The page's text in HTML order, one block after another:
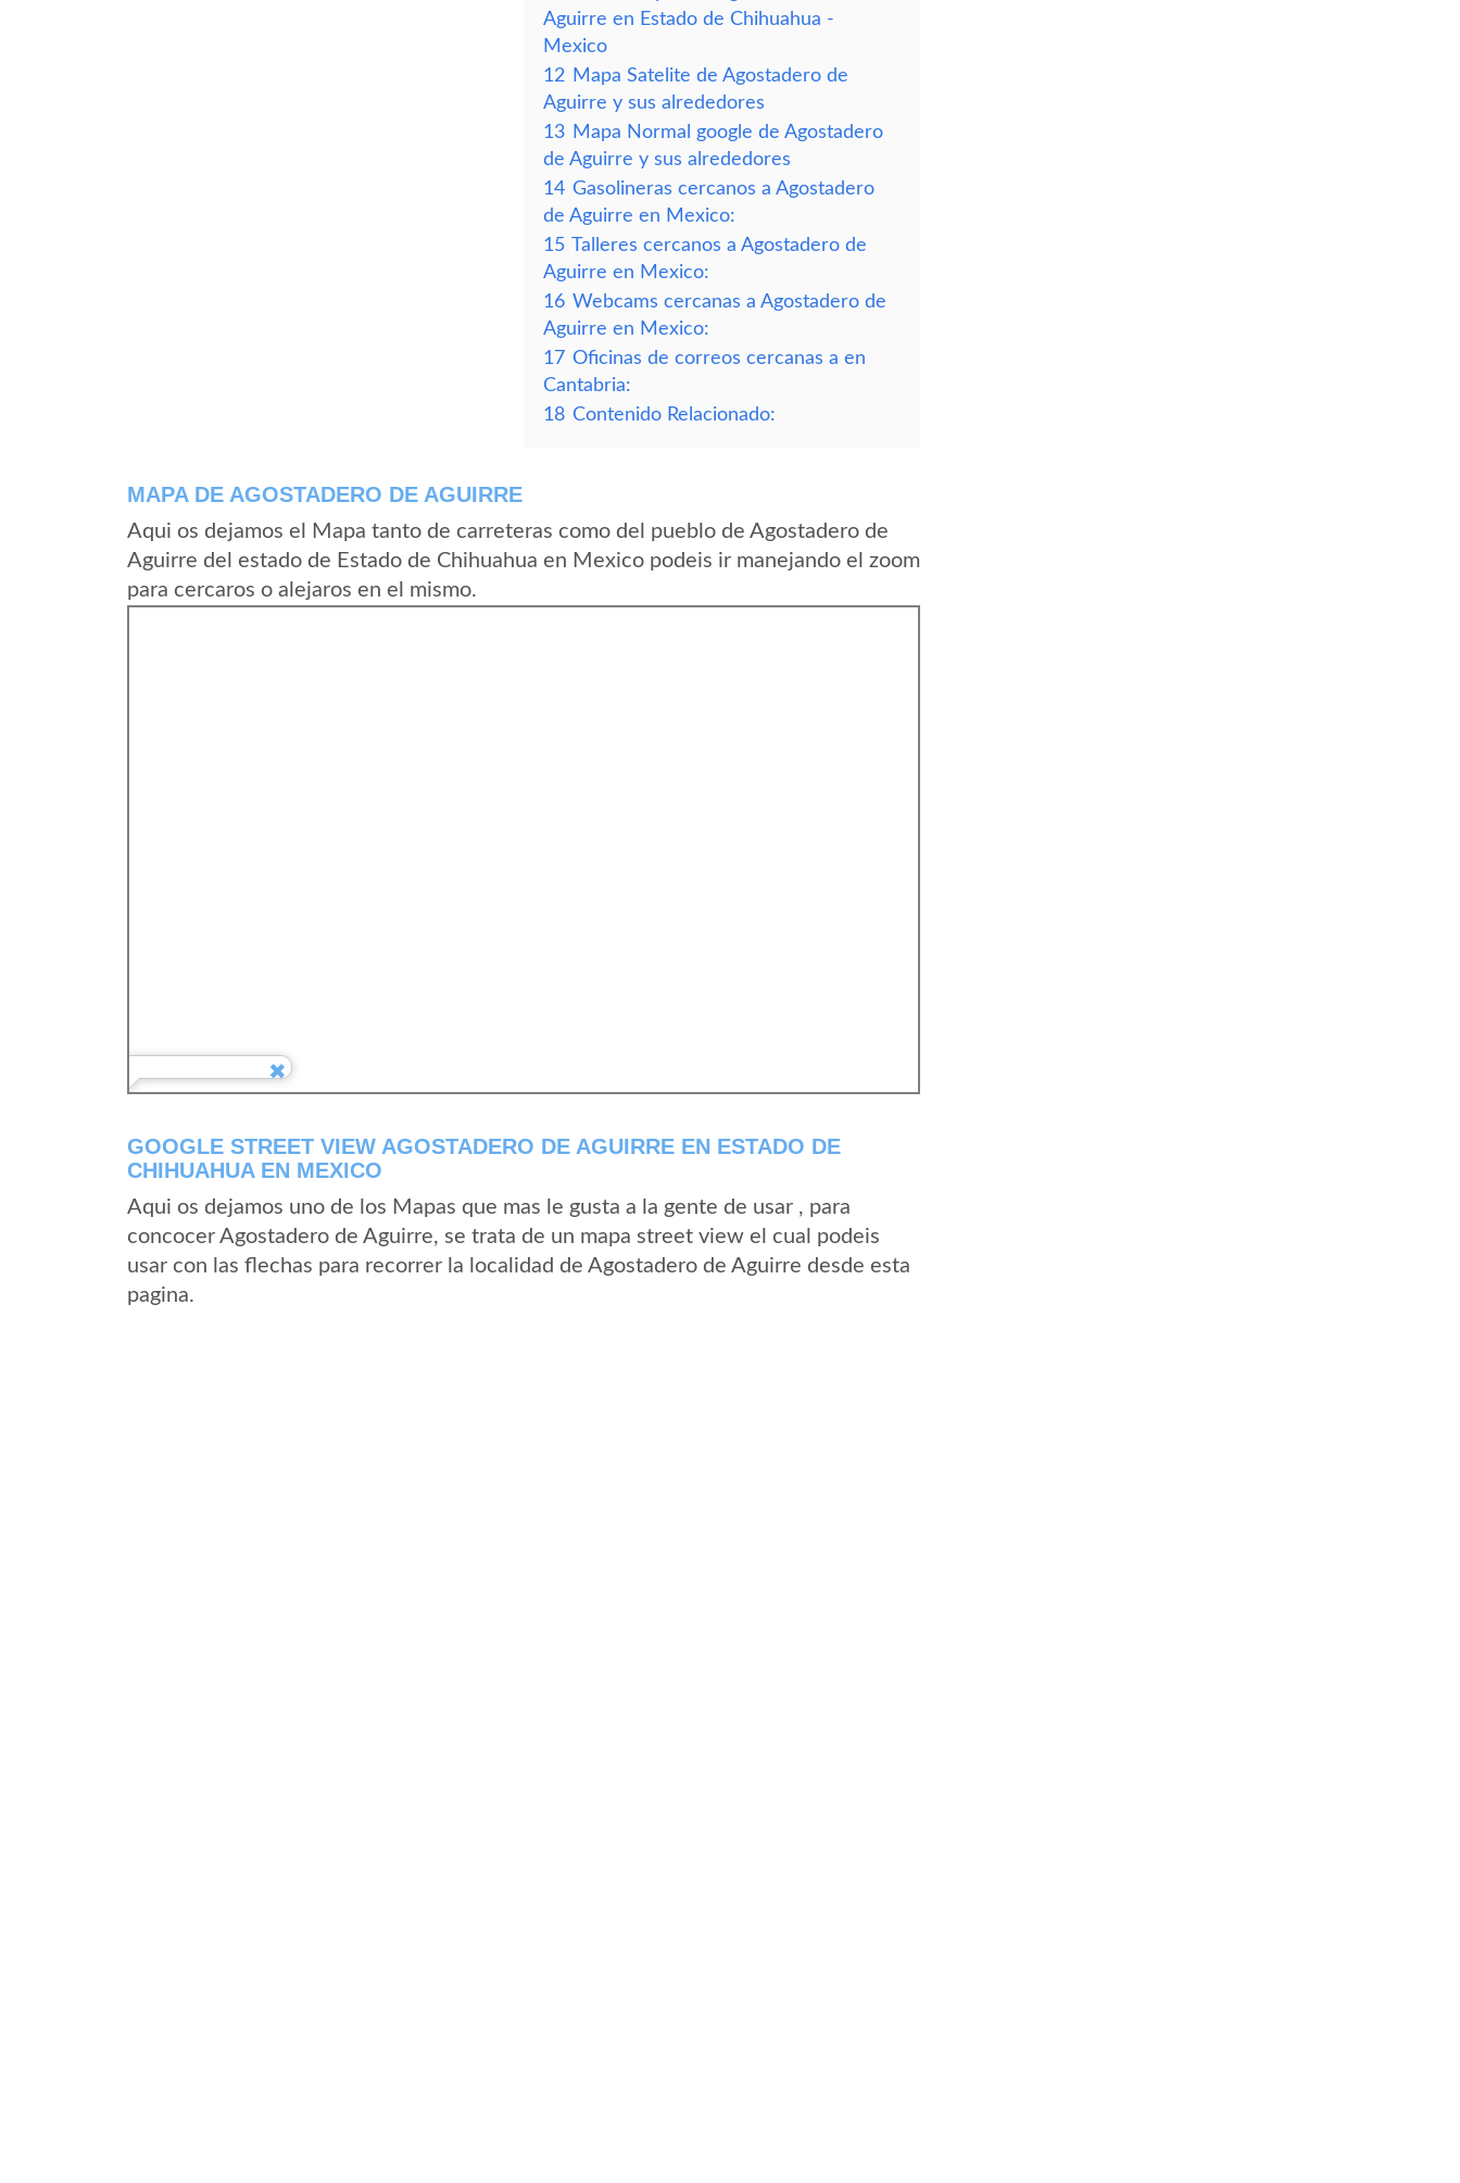
Aguirre en Estado de Chihuahua -
Mexico
12 Mapa Satelite de Agostadero de
Aguirre y sus alrededores
13 Mapa Normal google de Agostadero
de Aguirre y sus alrededores
14 Gasolineras cercanos a Agostadero
de Aguirre en Mexico:
15 Talleres cercanos a Agostadero de
Aguirre en Mexico:
16 Webcams cercanas a Agostadero de
Aguirre en Mexico:
17 Oficinas de correos cercanas a en
Cantabria:
18 Contenido Relacionado:
MAPA DE AGOSTADERO DE AGUIRRE
Aqui os dejamos el Mapa tanto de carreteras como del pueblo de Agostadero de
Aguirre del estado de Estado de Chihuahua en Mexico podeis ir manejando el zoom
para cercaros o alejaros en el mismo.
GOOGLE STREET VIEW AGOSTADERO DE AGUIRRE EN ESTADO DE
CHIHUAHUA EN MEXICO
Aqui os dejamos uno de los Mapas que mas le gusta a la gente de usar , para
concocer Agostadero de Aguirre, se trata de un mapa street view el cual podeis
usar con las flechas para recorrer la localidad de Agostadero de Aguirre desde esta
pagina.